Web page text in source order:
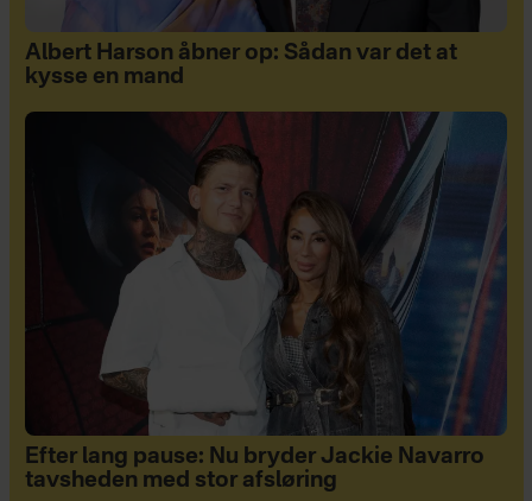
Albert Harson åbner op: Sådan var det at
kysse en mand
Efter lang pause: Nu bryder Jackie Navarro
tavsheden med stor afsløring